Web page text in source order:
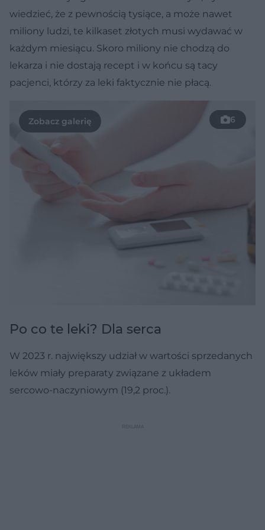
wiedzieć, że z pewnością tysiące, a może nawet
miliony ludzi, te kilkaset złotych musi wydawać w
każdym miesiącu. Skoro miliony nie chodzą do
lekarza i nie dostają recept i w końcu są tacy
pacjenci, którzy za leki faktycznie nie płacą.
6
Po co te leki? Dla serca
W 2023 r. największy udział w wartości sprzedanych
leków miały preparaty związane z układem
sercowo-naczyniowym (19,2 proc.).